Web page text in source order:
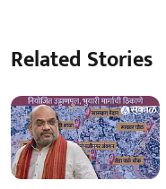
Related Stories